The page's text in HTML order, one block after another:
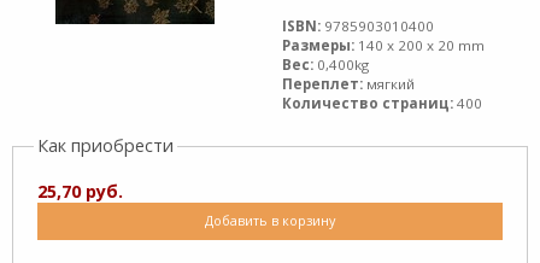
ISBN: 9785903010400
Размеры: 140 x 200 x 20 mm
Вес: 0,400kg
Переплет: мягкий
Количество страниц: 400
Как приобрести
25,70 руб.
Добавить в корзину